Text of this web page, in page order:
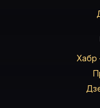
Хабр